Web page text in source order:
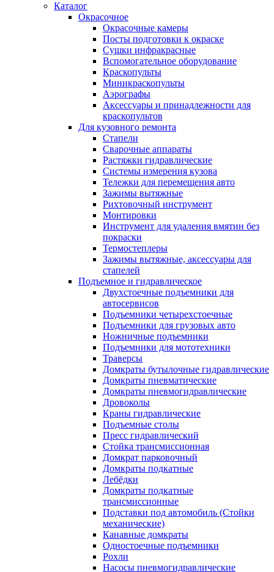
Каталог
Окрасочное
Окрасочные камеры
Посты подготовки к окраске
Сушки инфракрасные
Вспомогательное оборудование
Краскопульты
Миникраскопульты
Аэрографы
Аксессуары и принадлежности для
краскопультов
Для кузовного ремонта
Стапели
Сварочные аппараты
Растяжки гидравлические
Системы измерения кузова
Тележки для перемещения авто
Зажимы вытяжные
Рихтовочный инструмент
Монтировки
Инструмент для удаления вмятин без
покраски
Термостеплеры
Зажимы вытяжные, аксессуары для
стапелей
Подъемное и гидравлическое
Двухстоечные подъемники для
автосервисов
Подъемники четырехстоечные
Подъемники для грузовых авто
Ножничные подъемники
Подъемники для мототехники
Траверсы
Домкраты бутылочные гидравлические
Домкраты пневматические
Домкраты пневмогидравлические
Дровоколы
Краны гидравлические
Подъемные столы
Пресс гидравлический
Стойка трансмиссионная
Домкрат парковочный
Домкраты подкатные
Лебёдки
Домкраты подкатные
трансмиссионные
Подставки под автомобиль (Стойки
механические)
Канавные домкраты
Одностоечные подъемники
Рохли
Насосы пневмогидравлические